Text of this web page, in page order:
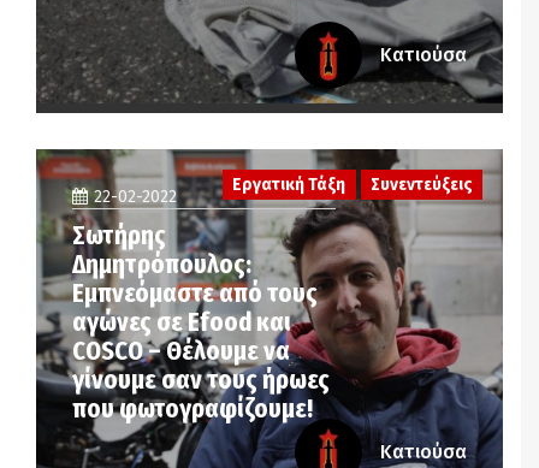
Κατιούσα
22-02-2022
Σωτήρης
Δημητρόπουλος:
Εμπνεόμαστε από τους
αγώνες σε Efood και
COSCO – Θέλουμε να
γίνουμε σαν τους ήρωες
που φωτογραφίζουμε!
Εργατική Τάξη Συνεντεύξεις
Κατιούσα